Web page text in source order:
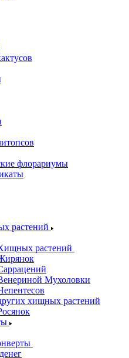
флорариумы
растений
растений
Мухоловки
хищных растений